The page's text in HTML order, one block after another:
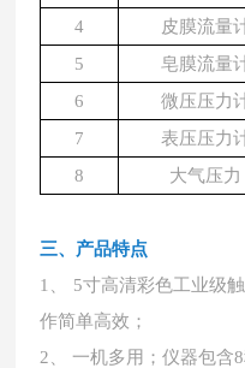
4
皮膜流量
5
皂膜流量
6
微压压力
7
表压压力
8
大气压力
三、产品特点
1、 5寸高清彩色工业级
作简单高效；
2、 一机多用；仪器包含